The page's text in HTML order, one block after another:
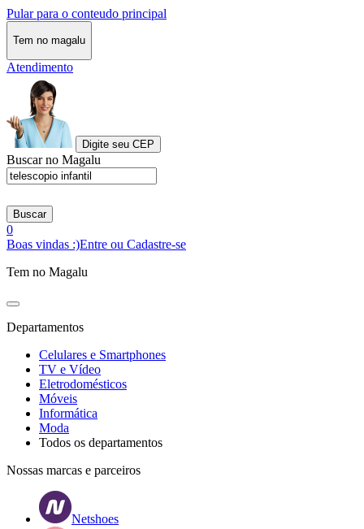
Pular para o conteudo principal
Tem no magalu
Atendimento
Digite seu CEP
Buscar no Magalu
Buscar
0
Boas vindas :)Entre ou Cadastre-se
Tem no Magalu
Departamentos
Celulares e Smartphones
TV e Vídeo
Eletrodomésticos
Móveis
Informática
Moda
Todos os departamentos
Nossas marcas e parceiros
Netshoes